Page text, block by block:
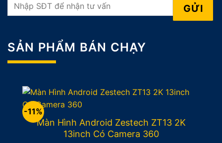
SẢN PHẨM BÁN CHẠY
-11%
Màn Hình Android Zestech ZT13 2K
13inch Có Camera 360